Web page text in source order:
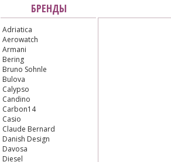
БРЕНДЫ
Adriatica
Aerowatch
Armani
Bering
Bruno Sohnle
Bulova
Calypso
Candino
Carbon14
Casio
Claude Bernard
Danish Design
Davosa
Diesel